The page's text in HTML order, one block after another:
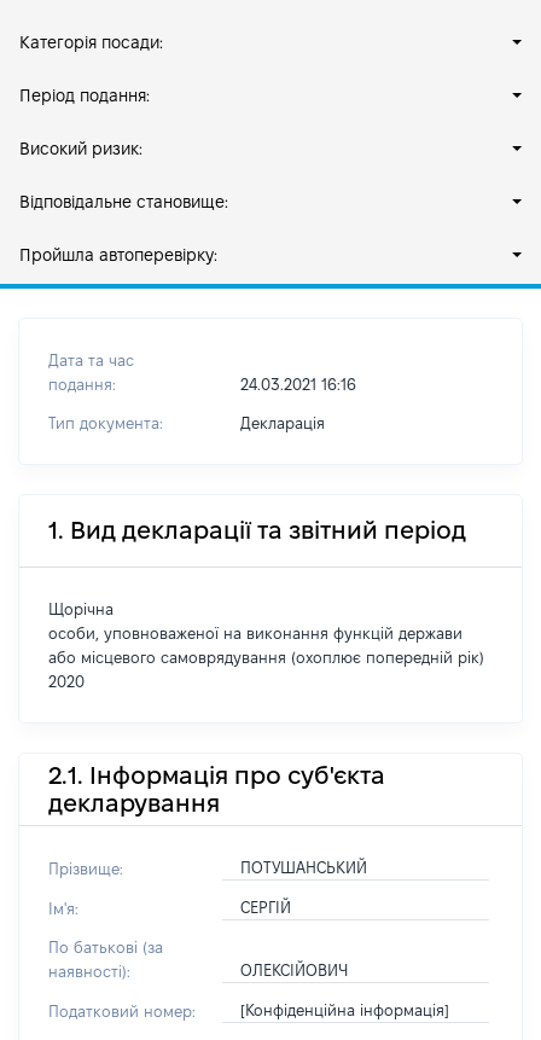
Категорія посади:
Період подання:
Високий ризик:
Відповідальне становище:
Пройшла автоперевірку:
Дата та час
подання:
24.03.2021 16:16
Тип документа: Декларація
1. Вид декларації та звітний період
Щорічна
особи, уповноваженої на виконання функцій держави
або місцевого самоврядування (охоплює попередній рік)
2020
2.1. Інформація про суб'єкта
декларування
Прізвище: ПОТУШАНСЬКИЙ
Ім'я: СЕРГІЙ
По батькові (за
наявності):
ОЛЕКСІЙОВИЧ
Податковий номер: [Конфіденційна інформація]